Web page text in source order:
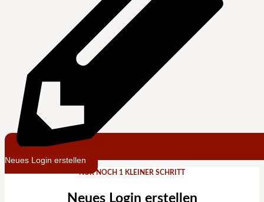
Neues Login erstellen
NUR NOCH 1 KLEINER SCHRITT
Neues Login erstellen